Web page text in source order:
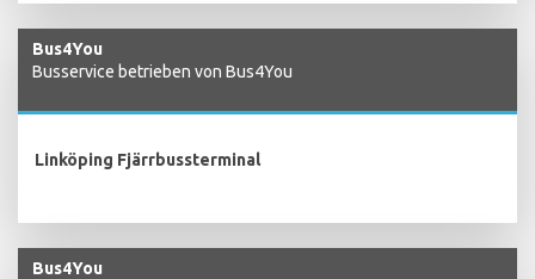
Bus4You
Busservice betrieben von Bus4You
Linköping Fjärrbussterminal
Bus4You